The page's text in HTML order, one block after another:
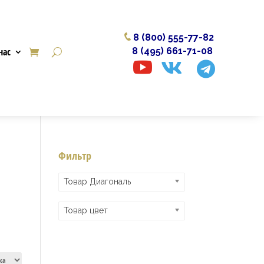
8 (800) 555-77-82
8 (495) 661-71-08
  
Фильтр
Товар Диагональ
Товар цвет